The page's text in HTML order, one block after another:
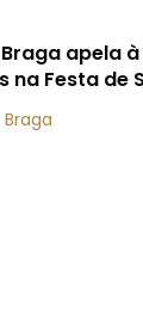
apela
na Festa de